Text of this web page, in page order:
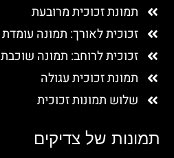
תמונות של צדיקים
תמונת זכוכית מרובעת
זכוכית לאורך: תמונה עומדת
זכוכית לרוחב: תמונה שוכבת
תמונת זכוכית עגולה
שלוש תמונות זכוכית